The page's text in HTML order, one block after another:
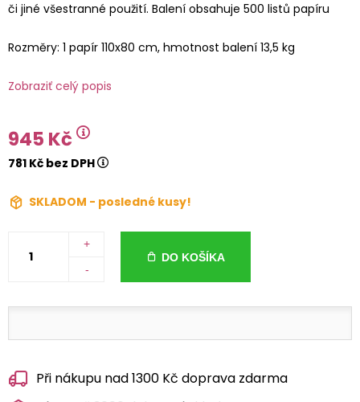
či jiné všestranné použití. Balení obsahuje 500 listů papíru
Rozměry: 1 papír 110x80 cm, hmotnost balení 13,5 kg
Zobraziť celý popis
945 Kč
781 Kč bez DPH
SKLADOM - posledné kusy!
+
-
DO KOŠÍKA
Při nákupu nad 1300 Kč doprava zdarma